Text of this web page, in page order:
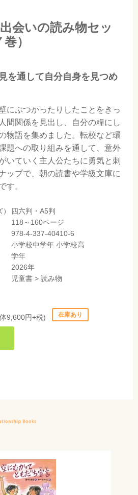
会いの読み物セッ
巻）
を通して自分自身を見つめ
にぶつかったりしたことをきっ
間関係を見出し、自分の糧にし
物語を集めました。転校など環
題への取り組みを通して、意外
いていく主人公たちに勇気と刺
ップで、朝の読書や学級文庫に
す。
四六判・A5判
118～160ページ
978-4-337-40410-6
小学校中学年 小学校高
学年
2026年
児童書 > 読み物
9,600円+税) 在庫あり